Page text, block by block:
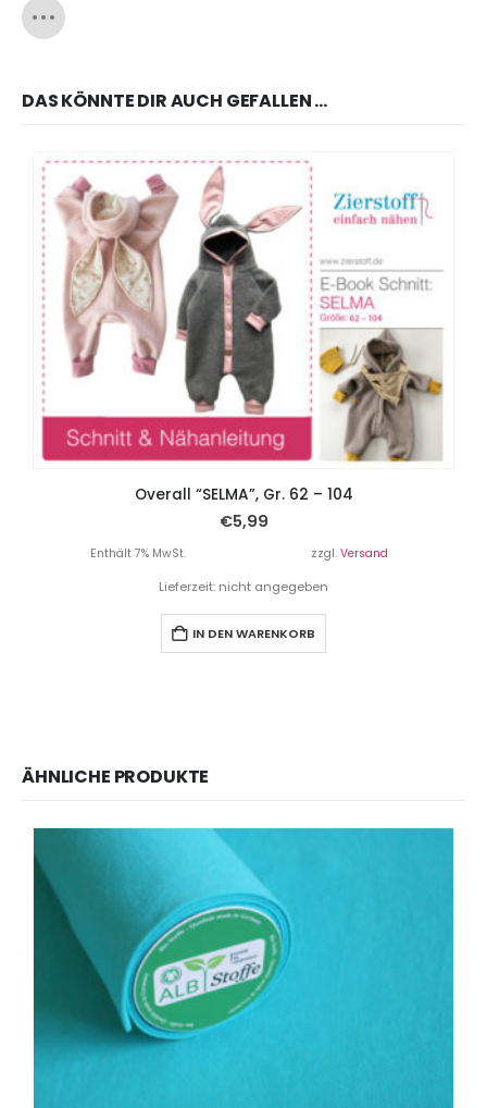
DAS KÖNNTE DIR AUCH GEFALLEN …
Overall “SELMA”, Gr. 62 – 104
€5,99
Enthält 7% MwSt. zzgl. Versand
Lieferzeit: nicht angegeben
IN DEN WARENKORB
ÄHNLICHE PRODUKTE